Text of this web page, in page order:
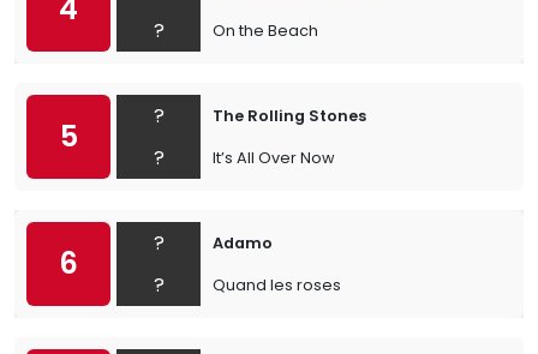
4
?
On the Beach
5
?
?
The Rolling Stones
It’s All Over Now
6
?
?
Adamo
Quand les roses